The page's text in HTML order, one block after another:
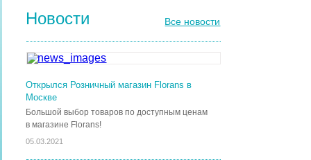
Новости Все новости
Открылся Розничный магазин Florans в
Москве
Большой выбор товаров по доступным ценам
в магазине Florans!
05.03.2021